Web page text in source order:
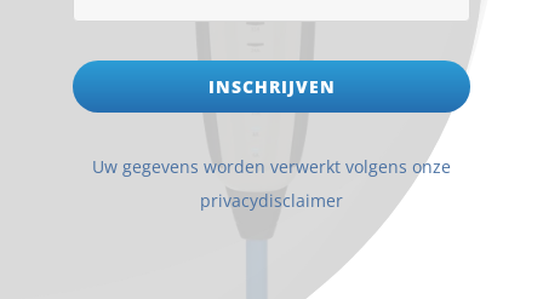
INSCHRIJVEN
Uw gegevens worden verwerkt volgens onze
privacydisclaimer